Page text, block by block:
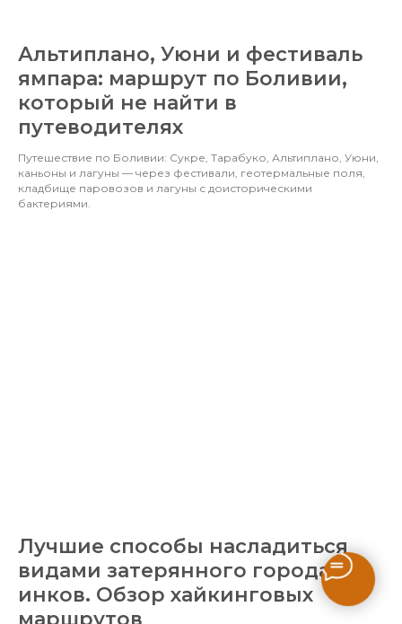
Альтиплано, Уюни и фестиваль
ямпара: маршрут по Боливии,
который не найти в
путеводителях
Путешествие по Боливии: Сукре, Тарабуко, Альтиплано, Уюни,
каньоны и лагуны — через фестивали, геотермальные поля,
кладбище паровозов и лагуны с доисторическими
бактериями.
Лучшие способы насладиться
видами затерянного города
инков. Обзор хайкинговых
маршрутов